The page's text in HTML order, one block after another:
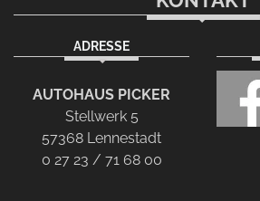
ADRESSE
AUTOHAUS PICKER
Stellwerk 5
57368 Lennestadt
0 27 23 / 71 68 00